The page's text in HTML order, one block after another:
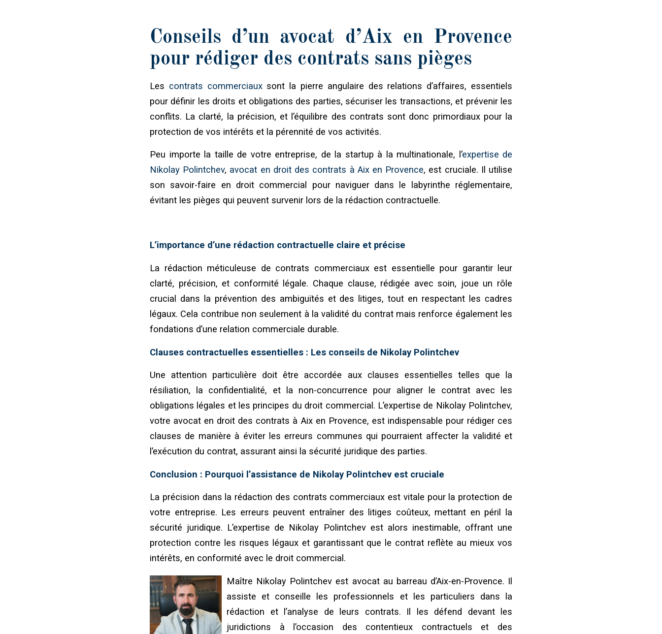
Conseils d’un avocat d’Aix en Provence
pour rédiger des contrats sans pièges
Les contrats commerciauxsont la pierre angulaire des relations d’affaires, essentiels
pour définir les droits et obligations des parties, sécuriser les transactions, et prévenir les
conflits. La clarté, la précision, et l’équilibre des contrats sont donc primordiaux pour la
protection de vos intérêts et la pérennité de vos activités.
Peu importe la taille de votre entreprise, de la startup à la multinationale, l’expertise de
Nikolay Polintchev, avocat en droit des contrats à Aix en Provence, est cruciale. Il utilise
son savoir-faire en droit commercial pour naviguer dans le labyrinthe réglementaire,
évitant les pièges qui peuvent survenir lors de la rédaction contractuelle.
L’importance d’une rédaction contractuelle claire et précise
La rédaction méticuleuse de contrats commerciaux est essentielle pour garantir leur
clarté, précision, et conformité légale. Chaque clause, rédigée avec soin, joue un rôle
crucial dans la prévention des ambiguïtés et des litiges, tout en respectant les cadres
légaux. Cela contribue non seulement à la validité du contrat mais renforce également les
fondations d’une relation commerciale durable.
Clauses contractuelles essentielles : Les conseils de Nikolay Polintchev
Une attention particulière doit être accordée aux clauses essentielles telles que la
résiliation, la confidentialité, et la non-concurrence pour aligner le contrat avec les
obligations légales et les principes du droit commercial. L’expertise de Nikolay Polintchev,
votre avocat en droit des contrats à Aix en Provence, est indispensable pour rédiger ces
clauses de manière à éviter les erreurs communes qui pourraient affecter la validité et
l’exécution du contrat, assurant ainsi la sécurité juridique des parties.
Conclusion : Pourquoi l’assistance de Nikolay Polintchev est cruciale
La précision dans la rédaction des contrats commerciaux est vitale pour la protection de
votre entreprise. Les erreurs peuvent entraîner des litiges coûteux, mettant en péril la
sécurité juridique. L’expertise de Nikolay Polintchev est alors inestimable, offrant une
protection contre les risques légaux et garantissant que le contrat reflète au mieux vos
intérêts, en conformité avec le droit commercial.
Maître Nikolay Polintchev est avocat au barreau d’Aix-en-Provence. Il
assiste et conseille les professionnels et les particuliers dans la
rédaction et l’analyse de leurs contrats. Il les défend devant les
juridictions à l’occasion des contentieux contractuels et des